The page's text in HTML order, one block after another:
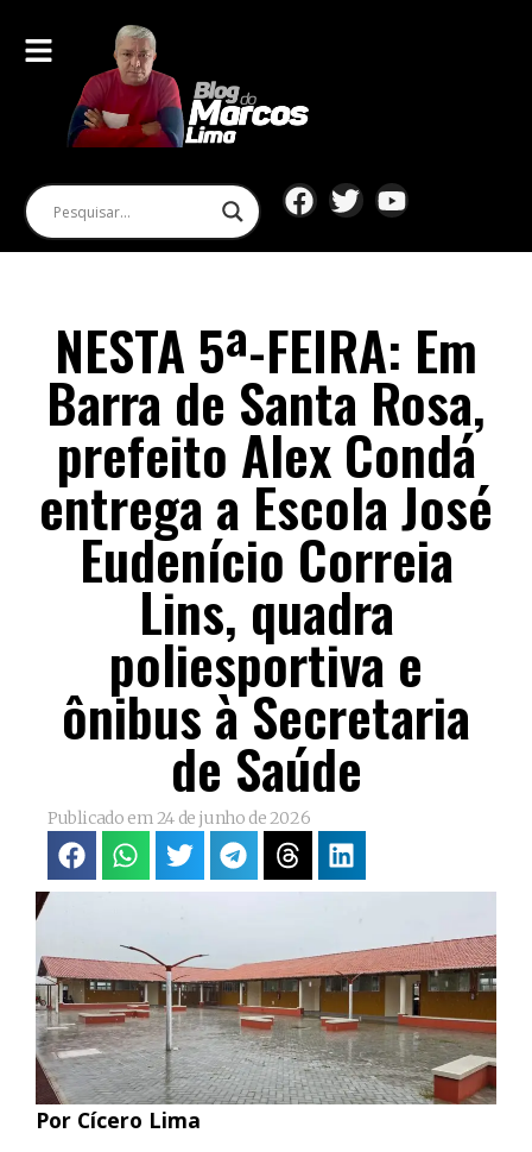
NESTA 5ª-FEIRA: Em
Barra de Santa Rosa,
prefeito Alex Condá
entrega a Escola José
Eudenício Correia
Lins, quadra
poliesportiva e
ônibus à Secretaria
de Saúde
Publicado em24 de junho de 2026
Por Cícero Lima